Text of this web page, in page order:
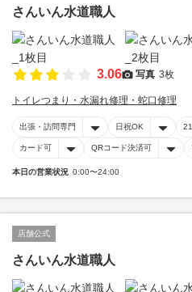
さんいん水道職人
3.06 写真 3枚
トイレつまり・水漏れ修理・蛇口修理
出張・訪問専門 日祝OK
カード可 QRコード決済可
本日の営業状況 0:00〜24:00
店舗公式
さんいん水道職人